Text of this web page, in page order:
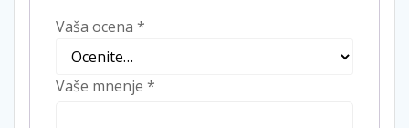
Vaša ocena *
Vaše mnenje *